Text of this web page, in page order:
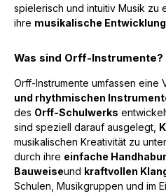
spielerisch und intuitiv Musik zu
ihre musikalische Entwicklung
Was sind Orff-Instrumente?
Orff-Instrumente umfassen eine
und rhythmischen
des Orff-Schulwerks
sind speziell darauf ausgelegt,
musikalischen Kreativität zu
durch ihre einfache
Bauweiseund kraftvollen
Schulen, Musikgruppen und im